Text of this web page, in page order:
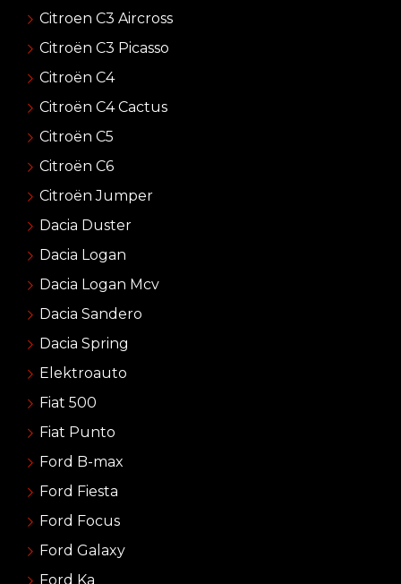
Citroen C3 Aircross
Citroën C3 Picasso
Citroën C4
Citroën C4 Cactus
Citroën C5
Citroën C6
Citroën Jumper
Dacia Duster
Dacia Logan
Dacia Logan Mcv
Dacia Sandero
Dacia Spring
Elektroauto
Fiat 500
Fiat Punto
Ford B-max
Ford Fiesta
Ford Focus
Ford Galaxy
Ford Ka